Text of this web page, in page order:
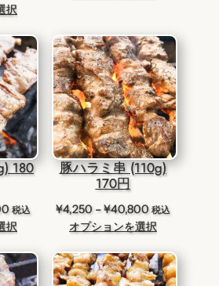
–
¥96,000
択
–
¥13,350
180
価
格
¥4,500
–
税込
択
豚ハラミ串 (110g)
170円
¥4,250 –¥40,800価
格
¥4,250
–
税込
オプションを選択